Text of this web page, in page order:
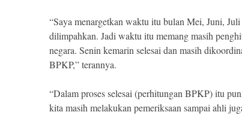
“Saya menargetkan waktu itu bulan Mei, Juni,
dilimpahkan. Jadi waktu itu memang masih
negara. Senin kemarin selesai dan masih
BPKP,” terannya.
“Dalam proses selesai (perhitungan BPKP) itu
kita masih melakukan pemeriksaan sampai ahli